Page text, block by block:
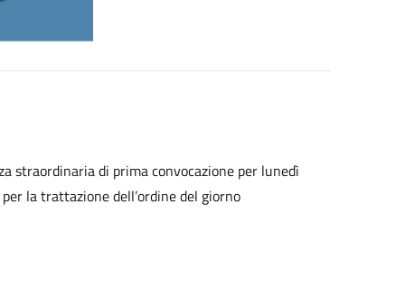
straordinaria di prima convocazione per lunedì
la trattazione dell’ordine del giorno